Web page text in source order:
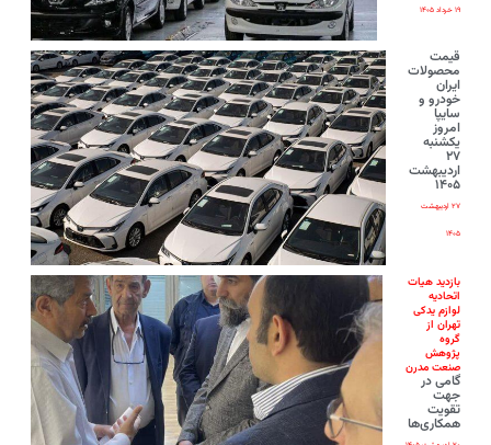
۱۹ خرداد ۱۴۰۵
قیمت
محصولات
ایران‌
خودرو و
سایپا
امروز
یکشنبه
۲۷
اردیبهشت
۱۴۰۵
۲۷ اردیبهشت
۱۴۰۵
بازدید هیات
اتحادیه
لوازم یدکی
تهران از
گروه
پژوهش
صنعت مدرن
گامی در
جهت
تقویت
همکاری‌ها